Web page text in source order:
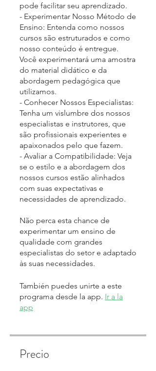
pode facilitar seu aprendizado.
- Experimentar Nosso Método de
Ensino: Entenda como nossos
cursos são estruturados e como
nosso conteúdo é entregue.
Você experimentará uma amostra
do material didático e da
abordagem pedagógica que
utilizamos.
- Conhecer Nossos Especialistas:
Tenha um vislumbre dos nossos
especialistas e instrutores, que
são profissionais experientes e
apaixonados pelo que fazem.
- Avaliar a Compatibilidade: Veja
se o estilo e a abordagem dos
nossos cursos estão alinhados
com suas expectativas e
necessidades de aprendizado.
Não perca esta chance de
experimentar um ensino de
qualidade com grandes
especialistas do setor e adaptado
às suas necessidades.
También puedes unirte a este
programa desde la app. Ir a la
app
Precio